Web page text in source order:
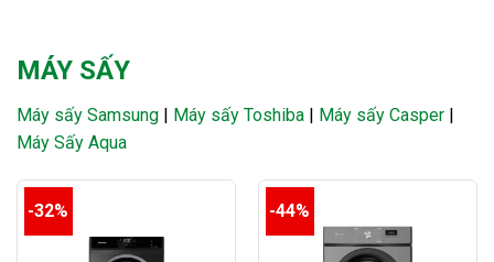
MÁY SẤY
Máy sấy Samsung | Máy sấy Toshiba | Máy sấy Casper |
Máy Sấy Aqua
-32% -44%